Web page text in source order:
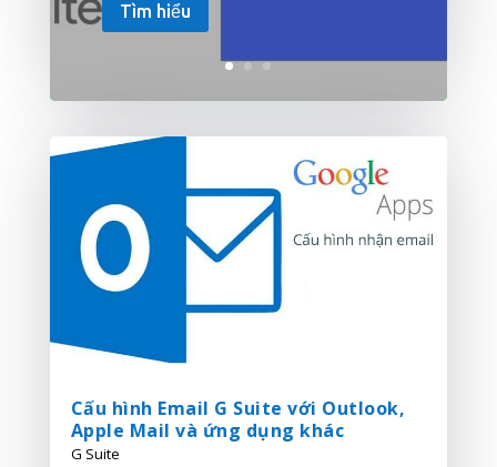
Tìm hiểu
Cấu hình Email G Suite với Outlook,
Apple Mail và ứng dụng khác
G Suite